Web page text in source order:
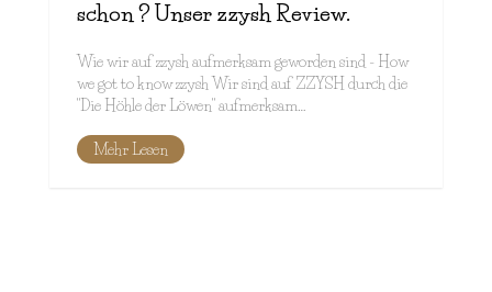
schon ? Unser zzysh Review.
Wie wir auf zzysh aufmerksam geworden sind - How
we got to know zzysh Wir sind auf ZZYSH durch die
"Die Höhle der Löwen" aufmerksam…
Mehr Lesen